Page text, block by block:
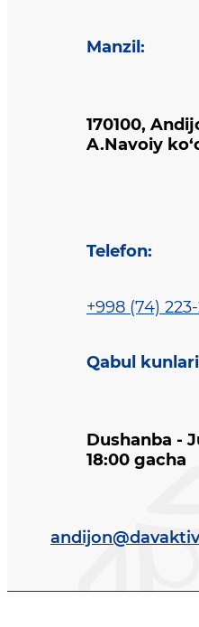
Manzil :
170100,
A.Navoiy
Telefon:
+998 (74)
Qabul kunlari
Dushanba -
18:00 gacha